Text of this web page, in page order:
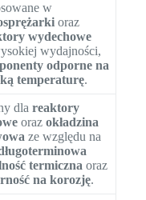
w
oraz
wydechowe
wydajności,
odporne na
temperaturę.
dla reaktory
oraz okładzina
ze względu na
termicznaoraz
na korozję.